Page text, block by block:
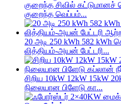
குறைந்த சிவில்
குறைந்த வெப்பம்...
20 அடி 250 kWh 582
லித்தியம்-அயன் பேட்டரி...
சிறிய 10kW 12kW
நிலையான பிளேடு கா...